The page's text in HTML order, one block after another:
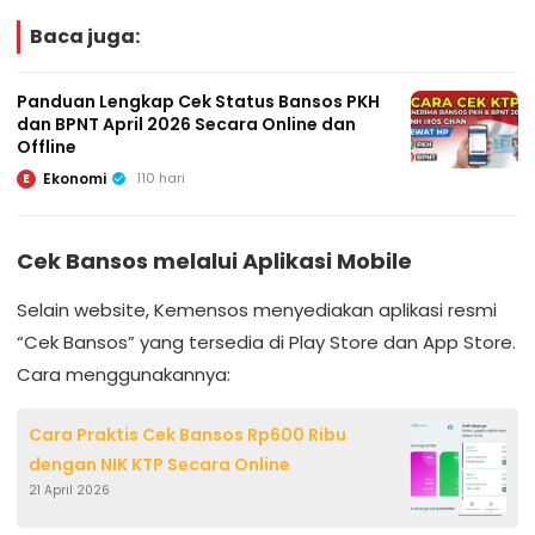
Baca juga:
Panduan Lengkap Cek Status Bansos PKH
dan BPNT April 2026 Secara Online dan
Offline
E Ekonomi 110 hari
Cek Bansos melalui Aplikasi Mobile
Selain website, Kemensos menyediakan aplikasi resmi
“Cek Bansos” yang tersedia di Play Store dan App Store.
Cara menggunakannya:
Cara Praktis Cek Bansos Rp600 Ribu
dengan NIK KTP Secara Online
21 April 2026